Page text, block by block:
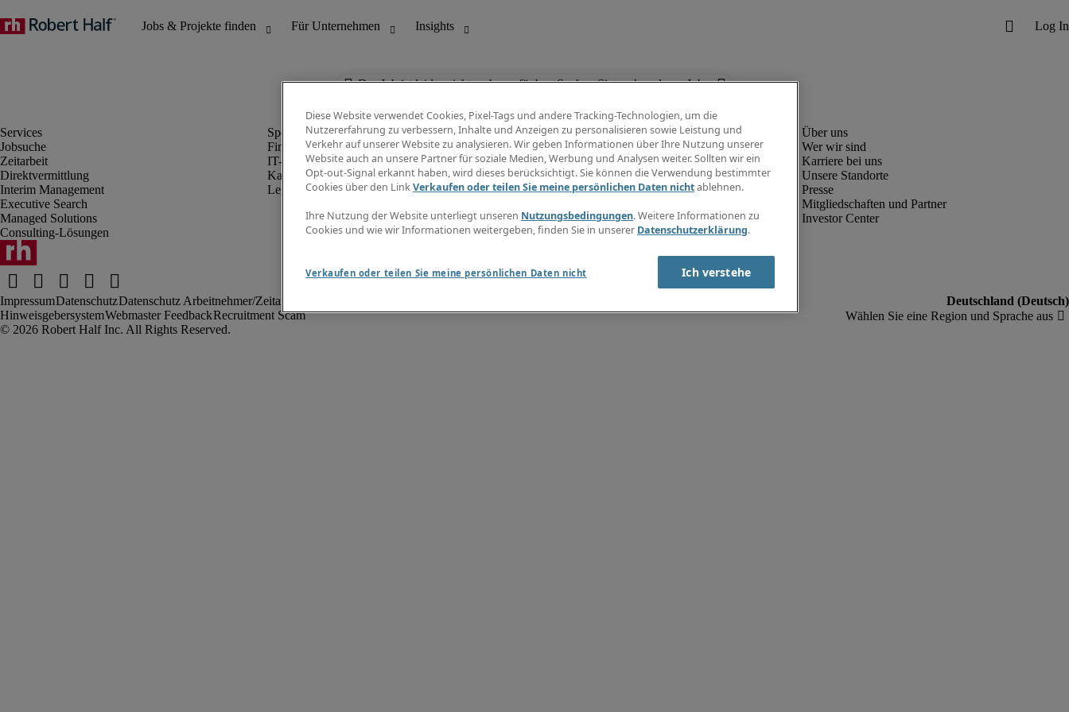
Der Job ist leider nicht mehr verfügbar. Suchen Sie nach anderen Jobs.
Jobsuche
Zeitarbeit
Direktvermittlung
Interim Management
Executive Search
Managed Solutions
Consulting-Lösungen
Finanz- & Rechnungswesen
IT-Bereich
Kaufmännischer Bereich
Legal
Info Center
Jobübersicht
Gehaltsübersicht
E-Learning
Wer wir sind
Karriere bei uns
Unsere Standorte
Presse
Mitgliedschaften und Partner
Investor Center
ImpressumDatenschutzDatenschutz Arbeitnehmer/Zeitarbeitskräfte
HinweisgebersystemWebmaster FeedbackRecruitment Scam
Diese Website verwendet Cookies, Pixel-Tags und andere Tracking-Technologien, um die
Nutzererfahrung zu verbessern, Inhalte und Anzeigen zu personalisieren sowie Leistung und
Verkehr auf unserer Website zu analysieren. Wir geben Informationen über Ihre Nutzung unserer
Website auch an unsere Partner für soziale Medien, Werbung und Analysen weiter. Sollten wir ein
Opt-out-Signal erkannt haben, wird dieses berücksichtigt. Sie können die Verwendung bestimmter
Cookies über den LinkVerkaufen oder teilen Sie meine persönlichen Daten nichtablehnen.
Ihre Nutzung der Website unterliegt unseren Nutzungsbedingungen. Weitere Informationen zu
Cookies und wie wir Informationen weitergeben, finden Sie in unserer Datenschutzerklärung.
Verkaufen oder teilen Sie meine persönlichen Daten nicht Ich verstehe